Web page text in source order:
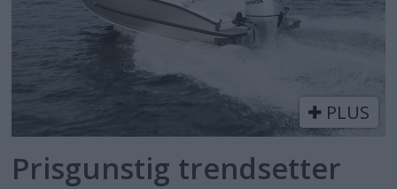
PLUS
Prisgunstig trendsetter